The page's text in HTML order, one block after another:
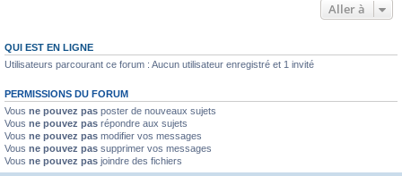
Aller à
QUI EST EN LIGNE
Utilisateurs parcourant ce forum : Aucun utilisateur enregistré et 1 invité
PERMISSIONS DU FORUM
Vous ne pouvez pas poster de nouveaux sujets
Vous ne pouvez pas répondre aux sujets
Vous ne pouvez pas modifier vos messages
Vous ne pouvez pas supprimer vos messages
Vous ne pouvez pas joindre des fichiers